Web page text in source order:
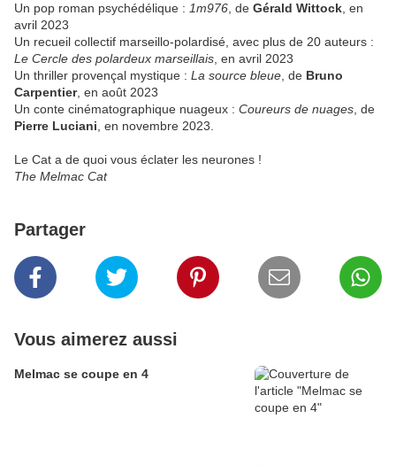
Un pop roman psychédélique : 1m976 , de Gérald Wittock , en
avril 2023
Un recueil collectif marseillo-polardisé, avec plus de 20 auteurs :
Le Cercle des polardeux marseillais , en avril 2023
Un thriller provençal mystique : La source bleue , de Bruno
Carpentier, en août 2023
Un conte cinématographique nuageux : Coureurs de nuages , de
Pierre Luciani , en novembre 2023.
Le Cat a de quoi vous éclater les neurones !
The Melmac Cat
Partager
Vous aimerez aussi
Melmac se coupe en 4